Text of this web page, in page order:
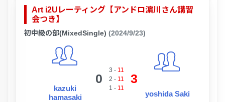
Art i2Uレーティング【アンドロ濵川さん講習
会つき】
初中級の部(MixedSingle) (2024/9/23)
kazuki
hamasaki
0
3 - 11
2 - 11
1 - 11
3
yoshida Saki